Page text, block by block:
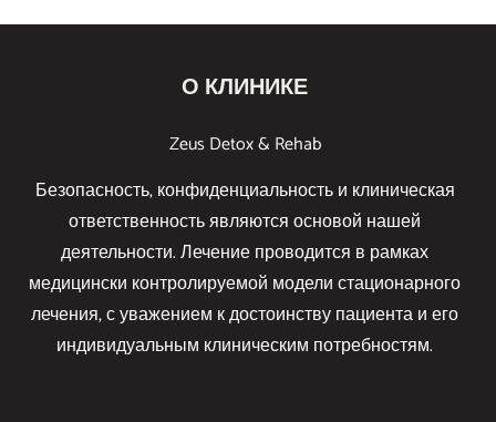
О КЛИНИКЕ
Zeus Detox & Rehab
Безопасность, конфиденциальность и клиническая
ответственность являются основой нашей
деятельности. Лечение проводится в рамках
медицински контролируемой модели стационарного
лечения, с уважением к достоинству пациента и его
индивидуальным клиническим потребностям.